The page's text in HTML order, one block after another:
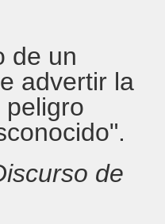
de un
advertir la
peligro
de